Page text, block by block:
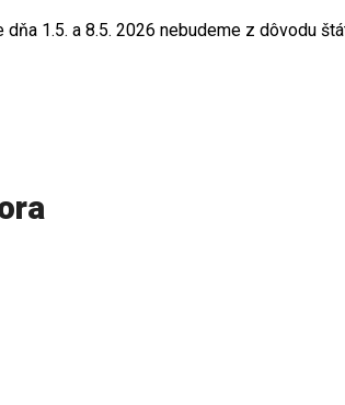
1.5. a 8.5. 2026 nebudeme z dôvodu